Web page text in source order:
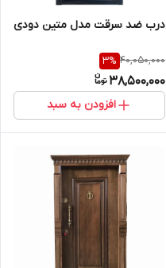
درب ضد سرقت مدل متین دودی
40,050,000
3%
38,500,000
افزودن به سبد